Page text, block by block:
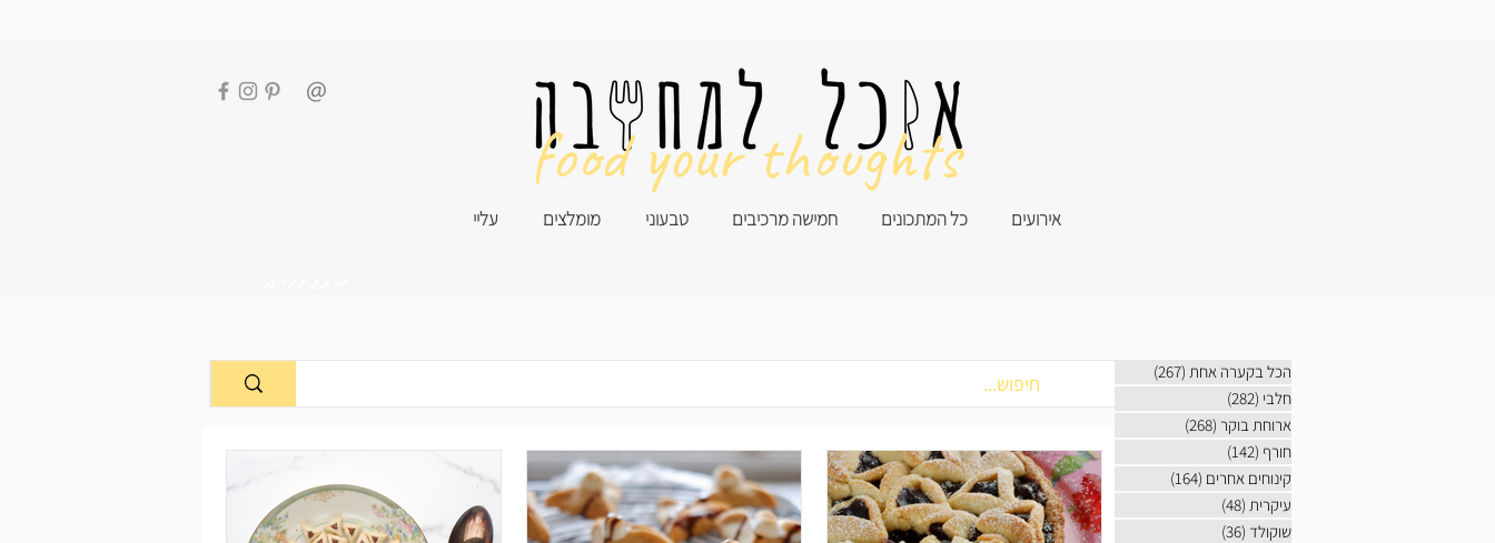
עליי מומלצים טבעוני חמישה מרכיבים כל המתכונים אירועים
food your thoughts
הכל בקערה אחת (267)
חלבי (282)
ארוחת בוקר (268)
חורף (142)
קינוחים אחרים (164)
עיקרית (48)
שוקולד (36)